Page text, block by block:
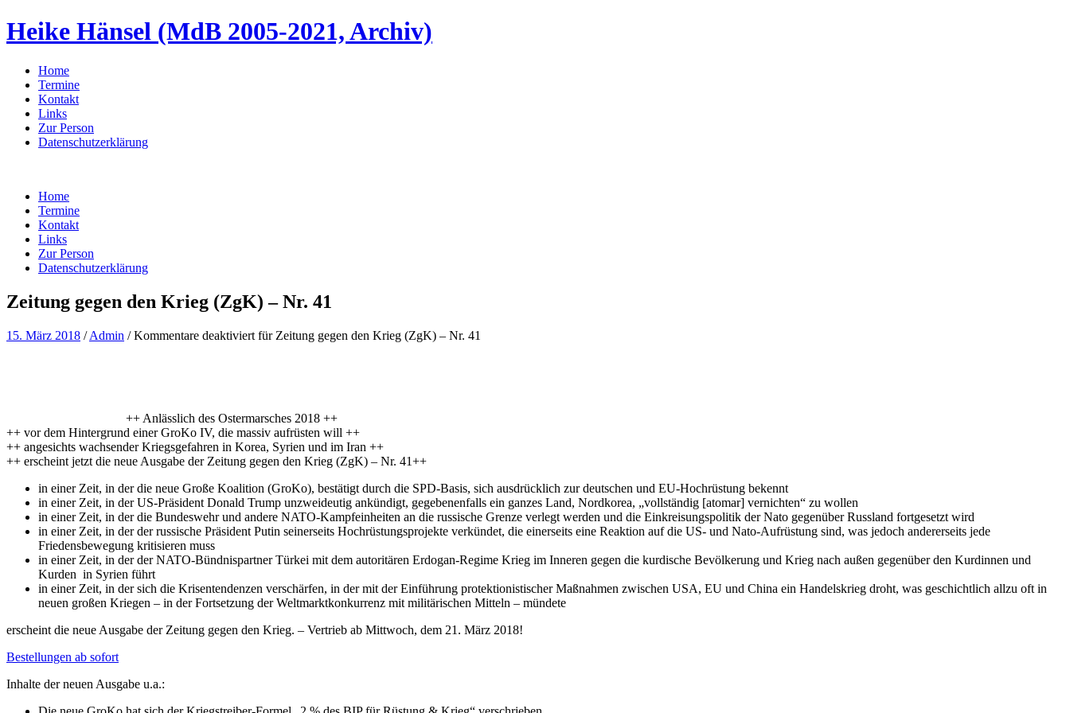
Heike Hänsel (MdB 2005-2021, Archiv)
Home
Termine
Kontakt
Links
Zur Person
Datenschutzerklärung
Home
Termine
Kontakt
Links
Zur Person
Datenschutzerklärung
Zeitung gegen den Krieg (ZgK) – Nr. 41
15. März 2018 /Admin / Kommentare deaktiviertfür Zeitung gegen den Krieg (ZgK) – Nr. 41
in einer Zeit, in der die neue Große Koalition (GroKo), bestätigt durch die SPD-Basis, sich ausdrücklich zur deutschen und EU-Hochrüstung bekennt
in einer Zeit, in der US-Präsident Donald Trump unzweideutig ankündigt, gegebenenfalls ein ganzes Land, Nordkorea, „vollständig [atomar] vernichten“ zu wollen
in einer Zeit, in der die Bundeswehr und andere NATO-Kampfeinheiten an die russische Grenze verlegt werden und die Einkreisungspolitik der Nato gegenüber Russland fortgesetzt wird
Friedensbewegung kritisieren muss
in einer Zeit, in der der NATO-Bündnispartner Türkei mit dem autoritären Erdogan-Regime Krieg im Inneren gegen die kurdische Bevölkerung und Krieg nach außen gegenüber den Kurdinnen und
Kurden in Syrien führt
in einer Zeit, in der sich die Krisentendenzen verschärfen, in der mit der Einführung protektionistischer Maßnahmen zwischen USA, EU und China ein Handelskrieg droht, was geschichtlich allzu oft in
neuen großen Kriegen – in der Fortsetzung der Weltmarktkonkurrenz mit militärischen Mitteln – mündete
erscheint die neue Ausgabe der Zeitung gegen den Krieg. – Vertrieb ab Mittwoch, dem 21. März 2018!
Bestellungen ab sofort
Inhalte der neuen Ausgabe u.a.:
Die neue GroKo hat sich der Kriegstreiber-Formel „2 % des BIP für Rüstung & Krieg“ verschrieben
Die deutschen Rüstungsexporte liegen weiter auf Rekordniveau. Waffen aller Art werden gerade auch in Krisen- und in Kriegsgebiete exportiert.